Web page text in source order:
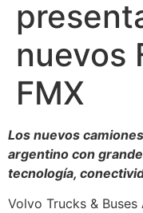
nuevos
FMX
Los nuevos
argentino con
tecnología,
Volvo Trucks &